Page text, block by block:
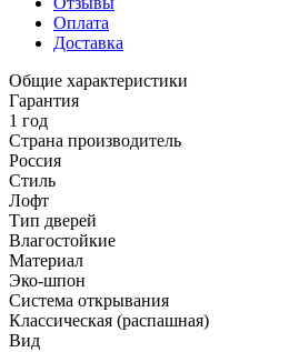
Оплата
Доставка
Общие характеристики
Гарантия
1 год
Страна производитель
Россия
Стиль
Лофт
Тип дверей
Влагостойкие
Материал
Эко-шпон
Система открывания
Классическая (распашная)
Вид